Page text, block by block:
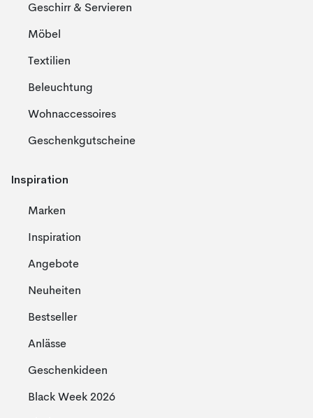
Geschirr & Servieren
Möbel
Textilien
Beleuchtung
Wohnaccessoires
Geschenkgutscheine
Inspiration
Marken
Inspiration
Angebote
Neuheiten
Bestseller
Anlässe
Geschenkideen
Black Week 2026